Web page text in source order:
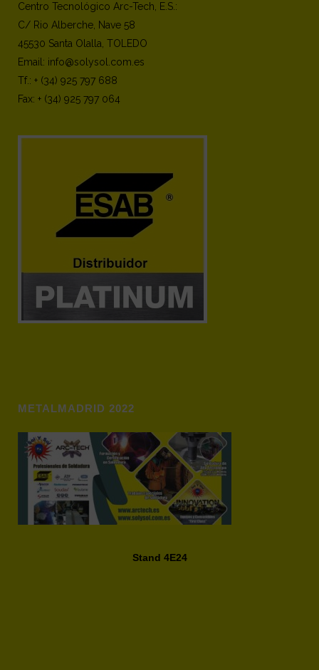
Centro Tecnológico Arc-Tech, E.S.:
C/ Rio Alberche, Nave 58
45530 Santa Olalla, TOLEDO
Email: info@solysol.com.es
Tf.: + (34) 925 797 688
Fax: + (34) 925 797 064
METALMADRID 2022
Stand 4E24